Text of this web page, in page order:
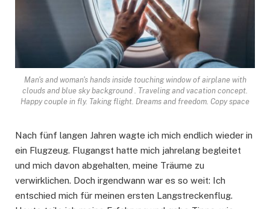
Man's and woman's hands inside touching window of airplane with
clouds and blue sky background . Traveling and vacation concept.
Happy couple in fly. Taking flight. Dreams and freedom. Copy space
Nach fünf langen Jahren wagte ich mich endlich wieder in
ein Flugzeug. Flugangst hatte mich jahrelang begleitet
und mich davon abgehalten, meine Träume zu
verwirklichen. Doch irgendwann war es so weit: Ich
entschied mich für meinen ersten Langstreckenflug.